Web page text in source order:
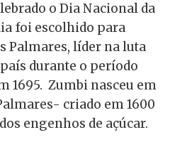
o Dia Nacional da
foi escolhido para
Palmares, líder na luta
durante o período
1695. Zumbi nasceu em
criado em 1600
engenhos de açúcar.